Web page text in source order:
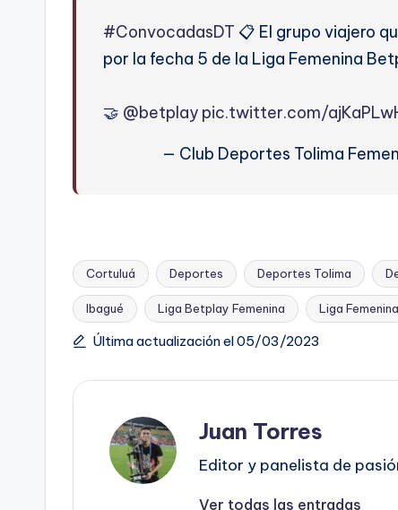
#ConvocadasDT 📋 El grupo viajero
por la fecha 5 de la Liga Femenina
🤝 @betplay pic.twitter.com/
— Club Deportes Tolima
Etiquetas:
Cortuluá Deportes Deportes Tolima
Ibagué Liga Betplay Femenina Liga Femenina
Última actualización el 05/03/2023
Juan Torres
Editor y panelista de
Ver todas las entradas